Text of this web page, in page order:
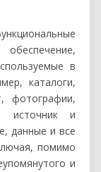
в
каталоги,
фотографии,
источник и
данные и все
помимо
и